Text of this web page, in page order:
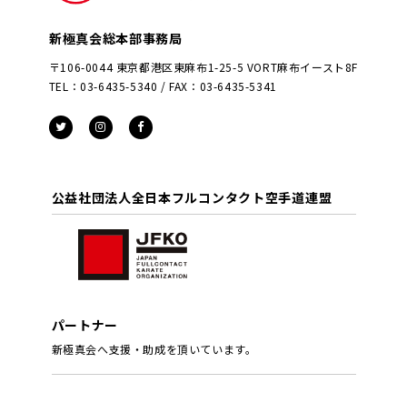
新極真会総本部事務局
〒106-0044 東京都港区東麻布1-25-5 VORT麻布イースト8F
TEL：03-6435-5340 / FAX：03-6435-5341
公益社団法人全日本フルコンタクト空手道連盟
パートナー
新極真会へ支援・助成を頂いています。